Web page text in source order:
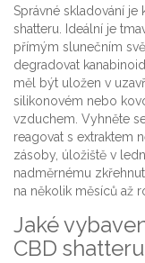
Správné skladování
shatteru. Ideální je
přímým slunečním
degradovat
měl být uložen v
silikonovém nebo
vzduchem. Vyhněte
reagovat s extraktem
zásoby, úložiště v
nadměrnému
na několik měsíců až
Jaké
CBD